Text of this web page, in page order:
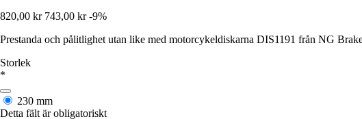
820,00 kr 743,00 kr -9%
Prestanda och pålitlighet utan like med motorcykeldiskarna DIS1191 från NG
Storlek
*
230 mm
Detta fält är obligatoriskt